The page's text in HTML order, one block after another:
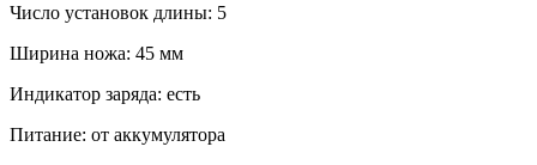
Число установок длины: 5
Ширина ножа: 45 мм
Индикатор заряда: есть
Питание: от аккумулятора